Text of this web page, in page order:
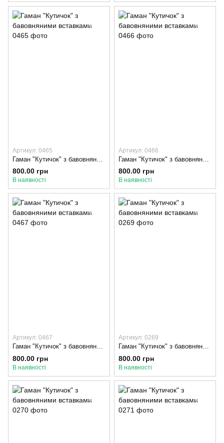
Артикул: 0465
800.00 грн
В наявності
Артикул: 0466
800.00 грн
В наявності
Артикул: 0467
Гаман "Кутичок" з бавовняними вставками, Сірий, Жовтий 2
800.00 грн
В наявності
Артикул: 0269
Гаман "Кутичок" з бавовняними вставками, Темно-сірий, Помаранчевий
800.00 грн
В наявності